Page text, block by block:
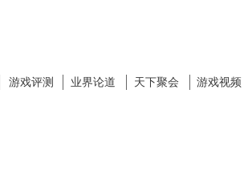
业界论道
游戏评测 天下聚会 游戏视频